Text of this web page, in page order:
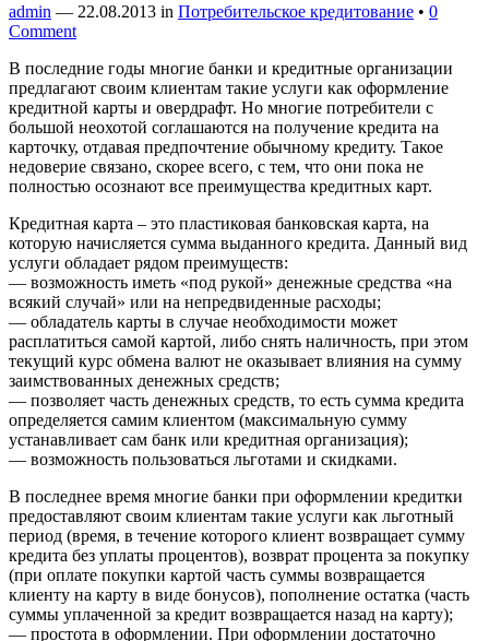
admin — 22.08.2013 in Потребительское кредитование • 0
Comment
В последние годы многие банки и кредитные организации
предлагают своим клиентам такие услуги как оформление
кредитной карты и овердрафт. Но многие потребители с
большой неохотой соглашаются на получение кредита на
карточку, отдавая предпочтение обычному кредиту. Такое
недоверие связано, скорее всего, с тем, что они пока не
полностью осознают все преимущества кредитных карт.
Кредитная карта – это пластиковая банковская карта, на
которую начисляется сумма выданного кредита. Данный вид
услуги обладает рядом преимуществ:
— возможность иметь «под рукой» денежные средства «на
всякий случай» или на непредвиденные расходы;
— обладатель карты в случае необходимости может
расплатиться самой картой, либо снять наличность, при этом
текущий курс обмена валют не оказывает влияния на сумму
заимствованных денежных средств;
— позволяет часть денежных средств, то есть сумма кредита
определяется самим клиентом (максимальную сумму
устанавливает сам банк или кредитная организация);
— возможность пользоваться льготами и скидками.
В последнее время многие банки при оформлении кредитки
предоставляют своим клиентам такие услуги как льготный
период (время, в течение которого клиент возвращает сумму
кредита без уплаты процентов), возврат процента за покупку
(при оплате покупки картой часть суммы возвращается
клиенту на карту в виде бонусов), пополнение остатка (часть
суммы уплаченной за кредит возвращается назад на карту);
— простота в оформлении. При оформлении достаточно